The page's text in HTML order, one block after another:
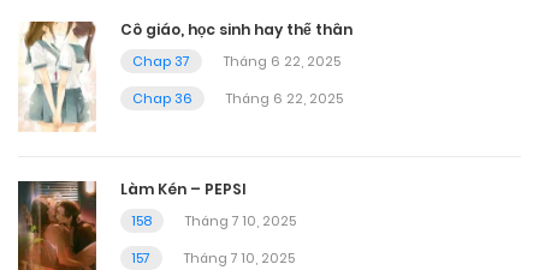
Cô giáo, học sinh hay thế thân
Chap 37
Tháng 6 22, 2025
Chap 36
Tháng 6 22, 2025
Làm Kén – PEPSI
158
Tháng 7 10, 2025
157
Tháng 7 10, 2025